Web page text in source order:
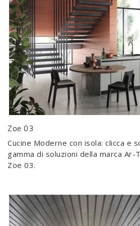
Zoe 03
Cucine Moderne con isola: clicca e
gamma di soluzioni della marca
Zoe 03.